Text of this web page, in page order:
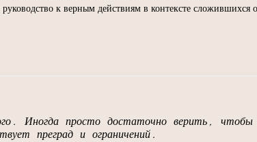
к верным действиям в контексте сложившихся
Иногда просто достаточно верить,
преград и ограничений.